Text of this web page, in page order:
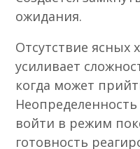
ожидания.
Отсутствие ясных
усиливает
когда может
войти в режим
готовность